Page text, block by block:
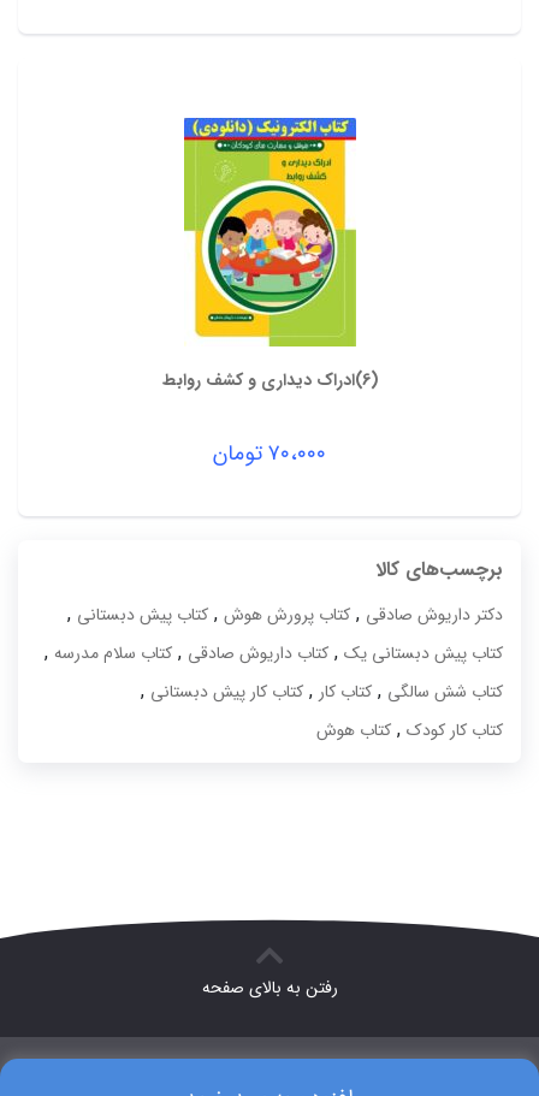
(6)ادراک دیداری و کشف روابط
۷۰،۰۰۰تومان
برچسب‌های کالا
دکتر داریوش صادقی , کتاب پرورش هوش , کتاب پیش دبستانی ,
کتاب پیش دبستانی یک , کتاب داریوش صادقی , کتاب سلام مدرسه ,
کتاب شش سالگی , کتاب کار , کتاب کار پیش دبستانی ,
کتاب کار کودک , کتاب هوش
رفتن به بالای صفحه